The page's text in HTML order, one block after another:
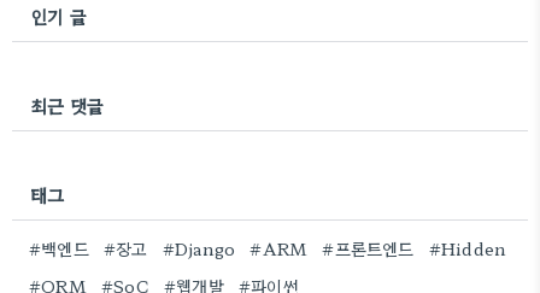
인기 글
최근 댓글
태그
#백엔드 #장고 #Django #ARM #프론트엔드
#Hidden
#ORM
#SoC #웹개발 #파이썬